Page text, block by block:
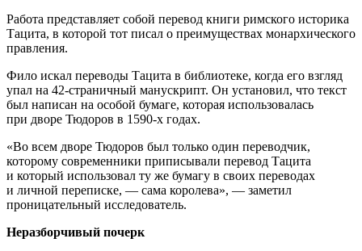
Работа представляет собой перевод книги римского историка
Тацита, в которой тот писал о преимуществах монархического
правления.
Фило искал переводы Тацита в библиотеке, когда его взгляд
упал на 42-страничный манускрипт. Он установил, что текст
был написан на особой бумаге, которая использовалась
при дворе Тюдоров в 1590-х годах.
«Во всем дворе Тюдоров был только один переводчик,
которому современники приписывали перевод Тацита
и который использовал ту же бумагу в своих переводах
и личной переписке, — сама королева», — заметил
проницательный исследователь.
Неразборчивый почерк